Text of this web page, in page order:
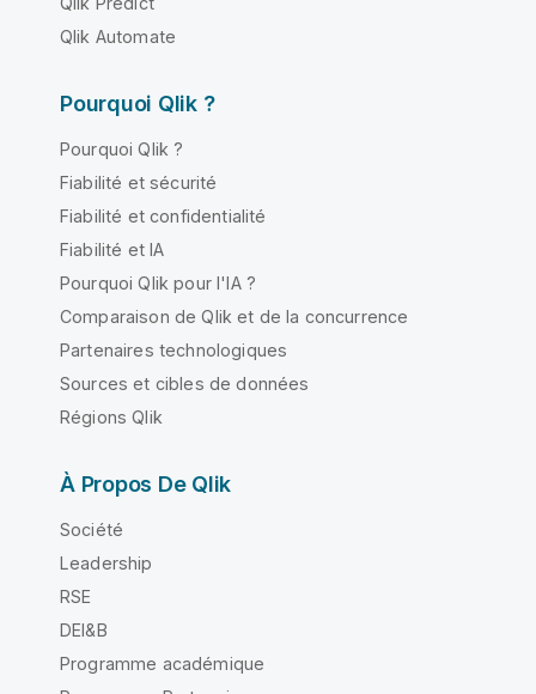
Qlik Automate
Pourquoi Qlik ?
Pourquoi Qlik ?
Fiabilité et sécurité
Fiabilité et confidentialité
Fiabilité et IA
Pourquoi Qlik pour l'IA ?
Comparaison de Qlik et de la concurrence
Partenaires technologiques
Sources et cibles de données
Régions Qlik
À Propos De Qlik
Société
Leadership
RSE
DEI&B
Programme académique